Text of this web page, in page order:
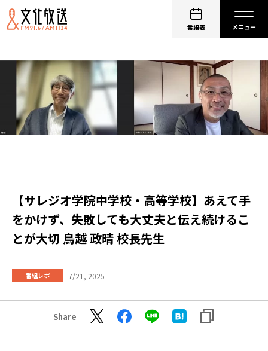
番組表
【サレジオ学院中学校・高等学校】あえて手
をかけず、失敗しても大丈夫と伝え続けるこ
とが大切 鳥越 政晴 校長先生
番組レポ 7/21, 2025
Share